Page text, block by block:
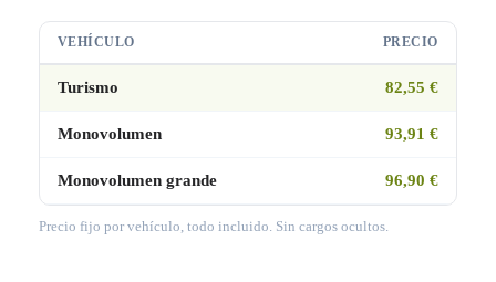
VEHÍCULO PRECIO
Turismo 82,55 €
Monovolumen 93,91 €
Monovolumen grande 96,90 €
Precio fijo por vehículo, todo incluido. Sin cargos ocultos.